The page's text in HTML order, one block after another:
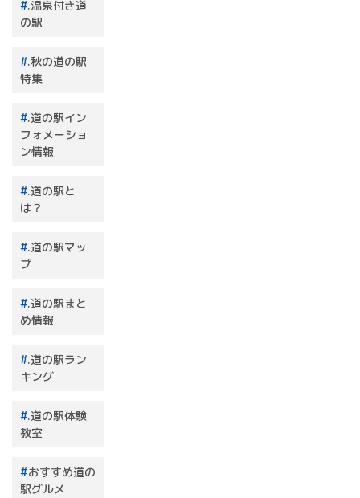
.温泉付き道
の駅
.秋の道の駅
特集
.道の駅イン
フォメーショ
ン情報
.道の駅と
は？
.道の駅マッ
プ
.道の駅まと
め情報
.道の駅ラン
キング
.道の駅体験
教室
おすすめ道の
駅グルメ